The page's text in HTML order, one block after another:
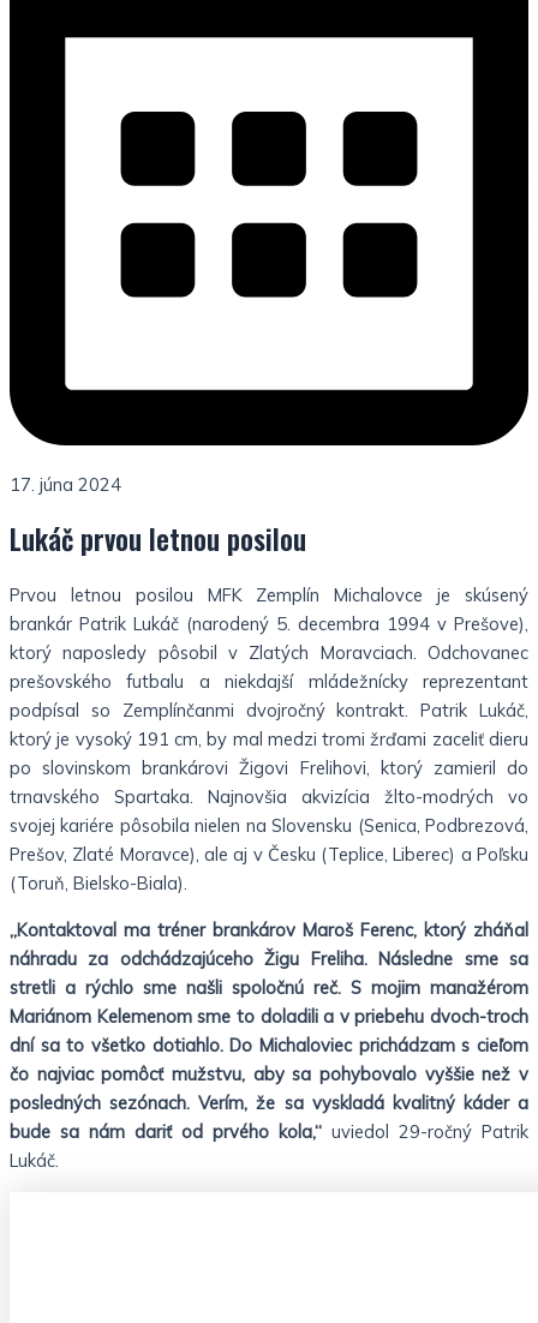
17. júna 2024
Lukáč prvou letnou posilou
Prvou letnou posilou MFK Zemplín Michalovce je skúsený
brankár Patrik Lukáč (narodený 5. decembra 1994 v Prešove),
ktorý naposledy pôsobil v Zlatých Moravciach. Odchovanec
prešovského futbalu a niekdajší mládežnícky reprezentant
podpísal so Zemplínčanmi dvojročný kontrakt. Patrik Lukáč,
ktorý je vysoký 191 cm, by mal medzi tromi žrďami zaceliť dieru
po slovinskom brankárovi Žigovi Frelihovi, ktorý zamieril do
trnavského Spartaka. Najnovšia akvizícia žlto-modrých vo
svojej kariére pôsobila nielen na Slovensku (Senica, Podbrezová,
Prešov, Zlaté Moravce), ale aj v Česku (Teplice, Liberec) a Poľsku
(Toruň, Bielsko-Biala).
„Kontaktoval ma tréner brankárov Maroš Ferenc, ktorý zháňal
náhradu za odchádzajúceho Žigu Freliha. Následne sme sa
stretli a rýchlo sme našli spoločnú reč. S mojim manažérom
Mariánom Kelemenom sme to doladili a v priebehu dvoch-troch
dní sa to všetko dotiahlo. Do Michaloviec prichádzam s cieľom
čo najviac pomôcť mužstvu, aby sa pohybovalo vyššie než v
posledných sezónach. Verím, že sa vyskladá kvalitný káder a
bude sa nám dariť od prvého kola,“ uviedol 29-ročný Patrik
Lukáč.